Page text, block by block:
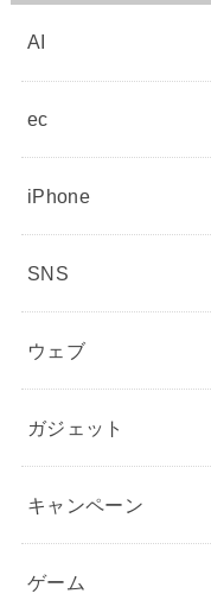
AI
ec
iPhone
SNS
ウェブ
ガジェット
キャンペーン
ゲーム